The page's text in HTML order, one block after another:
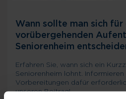
Wann sollte man sich für
vorübergehenden
Seniorenheim
Erfahren Sie, wann sich ein
Seniorenheim lohnt. Informieren
Vorbereitungen dafür
unseren Beitrag!